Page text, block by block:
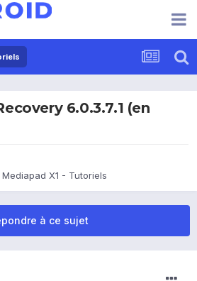
6.0.3.7.1 (en
X1 - Tutoriels
à ce sujet